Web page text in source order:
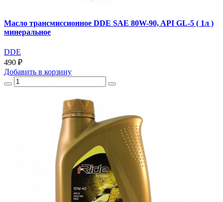
Масло трансмиссионное DDE SAE 80W-90, API GL-5 ( 1л )
минеральное
DDE
490 ₽
Добавить в корзину